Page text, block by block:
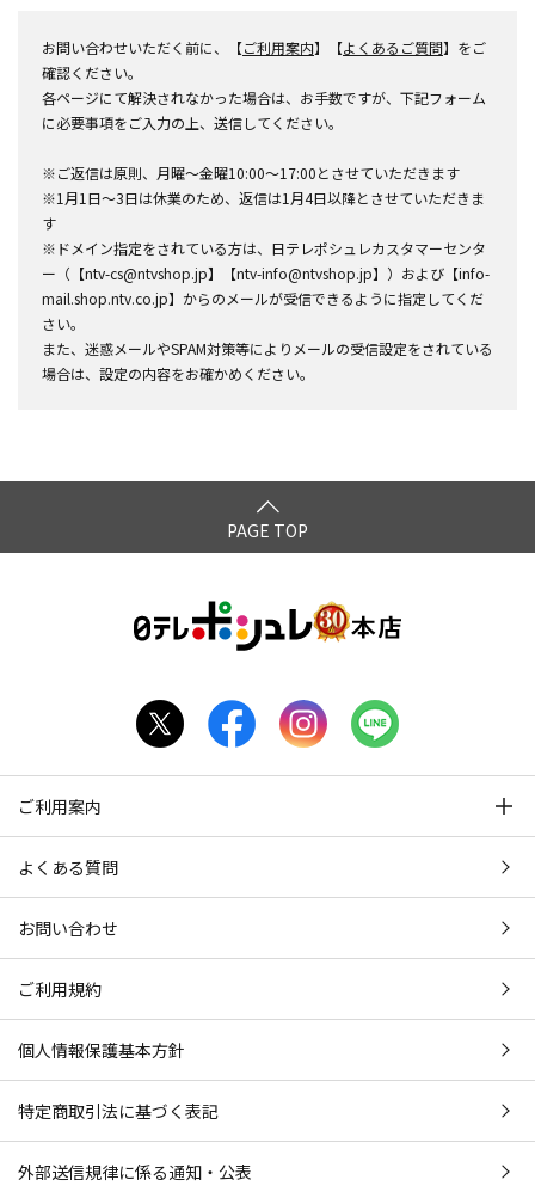
お問い合わせいただく前に、【ご利用案内】【よくあるご質問】をご
確認ください。
各ページにて解決されなかった場合は、お手数ですが、下記フォーム
に必要事項をご入力の上、送信してください。
※ご返信は原則、月曜～金曜10:00～17:00とさせていただきます
※1月1日～3日は休業のため、返信は1月4日以降とさせていただきま
す
※ドメイン指定をされている方は、日テレポシュレカスタマーセンタ
ー（【ntv-cs@ntvshop.jp】【ntv-info@ntvshop.jp】）および【info-
mail.shop.ntv.co.jp】からのメールが受信できるように指定してくだ
さい。
また、迷惑メールやSPAM対策等によりメールの受信設定をされている
場合は、設定の内容をお確かめください。
PAGE TOP
ご利用案内
よくある質問
お問い合わせ
ご利用規約
個人情報保護基本方針
特定商取引法に基づく表記
外部送信規律に係る通知・公表